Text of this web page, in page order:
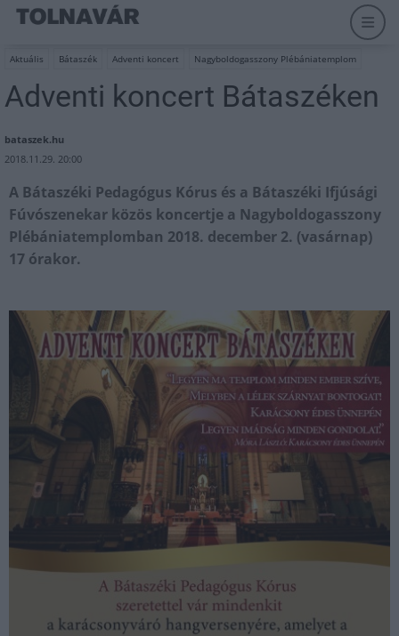
Aktuális Bátaszék Adventi koncert Nagyboldogasszony Plébániatemplom
Adventi koncert Bátaszéken
bataszek.hu
2018.11.29. 20:00
A Bátaszéki Pedagógus Kórus és a Bátaszéki Ifjúsági
Fúvószenekar közös koncertje a Nagyboldogasszony
Plébániatemplomban 2018. december 2. (vasárnap)
17 órakor.